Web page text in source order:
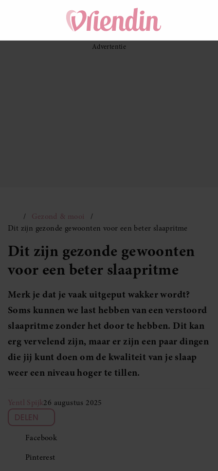
Gezond & mooi
Dit zijn gezonde gewoonten voor een beter slaapritme
Dit zijn gezonde gewoonten
voor een beter slaapritme
Merk je dat je vaak uitgeput wakker wordt?
Soms kunnen we last hebben van een verstoord
slaapritme zonder het door te hebben. Dit kan
erg vervelend zijn, maar er zijn een paar dingen
die jij kunt doen om de kwaliteit van je slaap
weer een niveau hoger te tillen.
Yentl Spijk26 augustus 2025
DELEN
Facebook
Pinterest